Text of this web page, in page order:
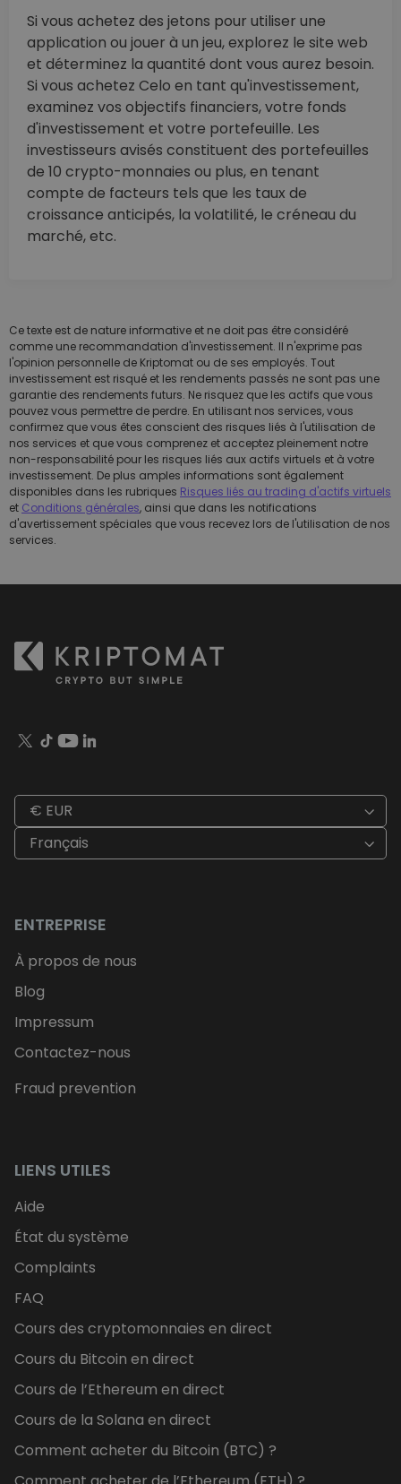
Si vous achetez des jetons pour utiliser une
application ou jouer à un jeu, explorez le site web
et déterminez la quantité dont vous aurez besoin.
Si vous achetez Celo en tant qu'investissement,
examinez vos objectifs financiers, votre fonds
d'investissement et votre portefeuille. Les
investisseurs avisés constituent des portefeuilles
de 10 crypto-monnaies ou plus, en tenant
compte de facteurs tels que les taux de
croissance anticipés, la volatilité, le créneau du
marché, etc.
Ce texte est de nature informative et ne doit pas être considéré
comme une recommandation d'investissement. Il n'exprime pas
l'opinion personnelle de Kriptomat ou de ses employés. Tout
investissement est risqué et les rendements passés ne sont pas une
garantie des rendements futurs. Ne risquez que les actifs que vous
pouvez vous permettre de perdre. En utilisant nos services, vous
confirmez que vous êtes conscient des risques liés à l'utilisation de
nos services et que vous comprenez et acceptez pleinement notre
non-responsabilité pour les risques liés aux actifs virtuels et à votre
investissement. De plus amples informations sont également
disponibles dans les rubriques Risques liés au trading d'actifs virtuels
et Conditions générales, ainsi que dans les notifications
d'avertissement spéciales que vous recevez lors de l'utilisation de nos
services.
€ EUR
Français
ENTREPRISE
À propos de nous
Blog
Impressum
Contactez-nous
Fraud prevention
LIENS UTILES
Aide
État du système
Complaints
FAQ
Cours des cryptomonnaies en direct
Cours du Bitcoin en direct
Cours de l’Ethereum en direct
Cours de la Solana en direct
Comment acheter du Bitcoin (BTC) ?